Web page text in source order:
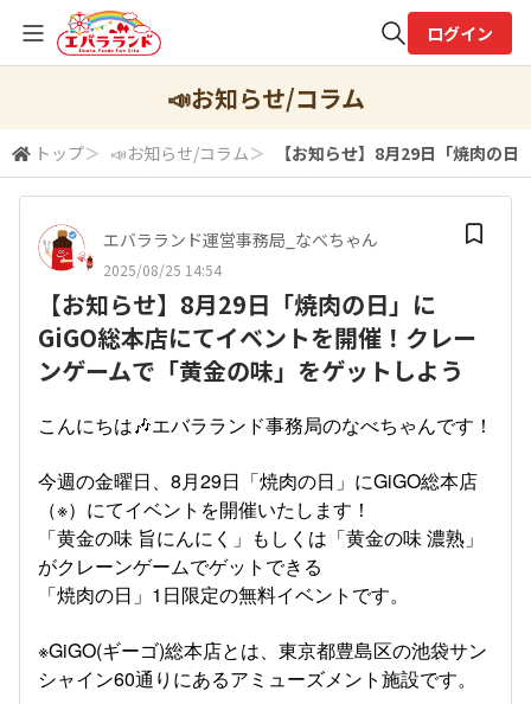
検索
ログイン
📣お知らせ/コラム
トップ＞ 📣お知らせ/コラム＞ 【お知らせ】8月29日「焼肉の
エバラランド運営事務局_なべちゃん
2025/08/25 14:54
【お知らせ】8月29日「焼肉の日」に
GiGO総本店にてイベントを開催！クレー
ンゲームで「黄金の味」をゲットしよう
こんにちは🎶エバラランド事務局のなべちゃんです！
今週の金曜日、8月29日「焼肉の日」にGiGO総本店
（※）にてイベントを開催いたします！
「黄金の味 旨にんにく」もしくは「黄金の味 濃熟」
がクレーンゲームでゲットできる
「焼肉の日」1日限定の無料イベントです。
※GiGO(ギーゴ)総本店とは、東京都豊島区の池袋サン
シャイン60通りにあるアミューズメント施設です。